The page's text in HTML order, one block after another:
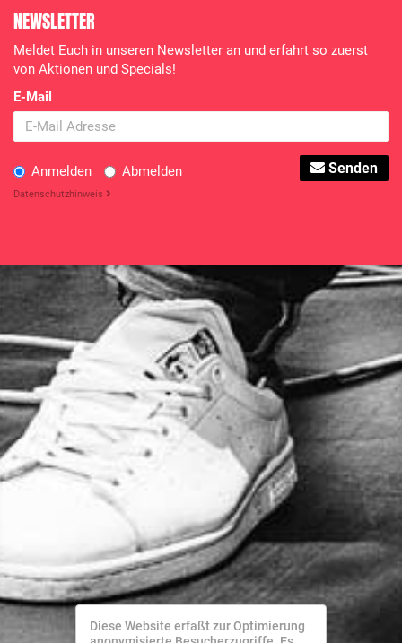
NEWSLETTER
Meldet Euch in unseren Newsletter an und erfahrt so zuerst
von Aktionen und Specials!
E-Mail
Anmelden Abmelden Senden
Datenschutzhinweis
Diese Website erfaßt zur Optimierung